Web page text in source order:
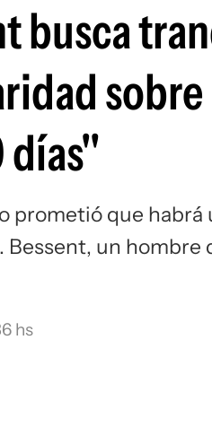
busca
prometió que
Bessent, un
hs